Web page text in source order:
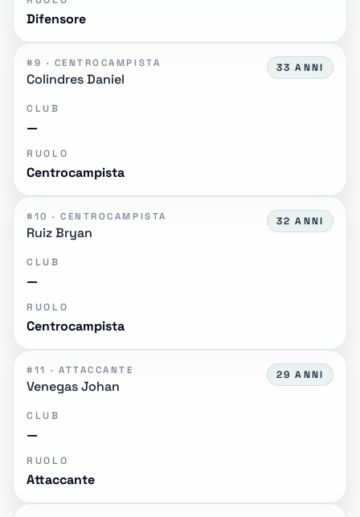
Difensore
#9 · CENTROCAMPISTA
Colindres Daniel
33 ANNI
CLUB
—
RUOLO
Centrocampista
#10 · CENTROCAMPISTA
Ruiz Bryan
32 ANNI
CLUB
—
RUOLO
Centrocampista
#11 · ATTACCANTE
Venegas Johan
29 ANNI
CLUB
—
RUOLO
Attaccante